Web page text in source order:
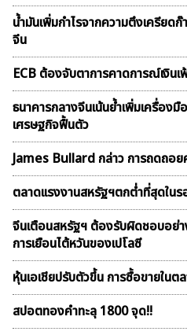
น้ำมันเพิ่มกำไรจากความตึงเครียด
จีน
ECB ต้องจับตาการคาดการณ์เงิน
ธนาคารกลางจีนเน้นย้ำเพิ่มเครื่อง
เศรษฐกิจฟื้นตัว
James Bullard กล่าว การถดถอย
ตลาดเเรงงานสหรัฐฯตกต่ำที่สุดใน
จีนเตือนสหรัฐฯ ต้องรับผิดชอบอย่า
การเยือนไต้หวันของเปโลซี
หุ้นเอเชียปรับตัวขึ้น การซื้อขายในต
สปอตทองคำทะลุ 1800 จุด!!